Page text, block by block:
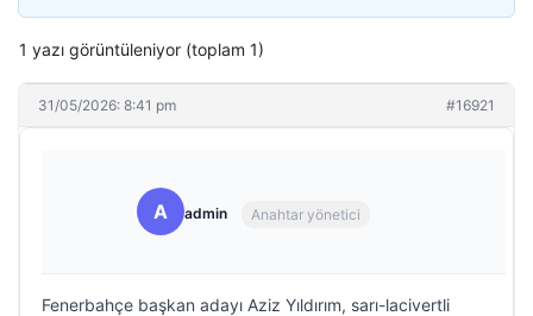
1 yazı görüntüleniyor (toplam 1)
31/05/2026: 8:41 pm #16921
A admin Anahtar yönetici
Fenerbahçe başkan adayı Aziz Yıldırım, sarı-lacivertli